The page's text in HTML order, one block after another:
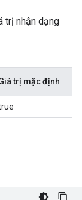
trị nhận dạng
trị mặc định